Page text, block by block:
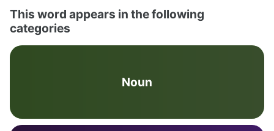
This word appears in the following
categories
Noun